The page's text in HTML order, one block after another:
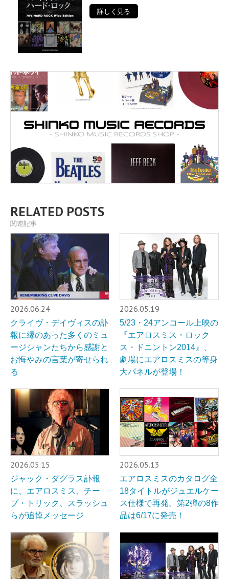
詳しく見る
RELATED POSTS
関連記事
2026.06.24
クライヴ・デイヴィスの訃
報に縁のあった多くのミュ
ージシャンたちから感謝と
お悔やみの言葉が寄せられ
る
2026.05.19
5/23・24アンコール上映の
『エアロスミス・ロック
ス・ドニントン2014』、
劇場にエアロスミスの等身
大パネルが登場！
2026.05.15
ジャック・ダグラス訃報
に、エアロスミス、チー
プ・トリック、スラッシュ
らが追悼メッセージ
2026.05.13
エアロスミスのカタログ全
18タイトルがジュエルケー
ス仕様で再発。第2弾の8作
品は6/17に発売！